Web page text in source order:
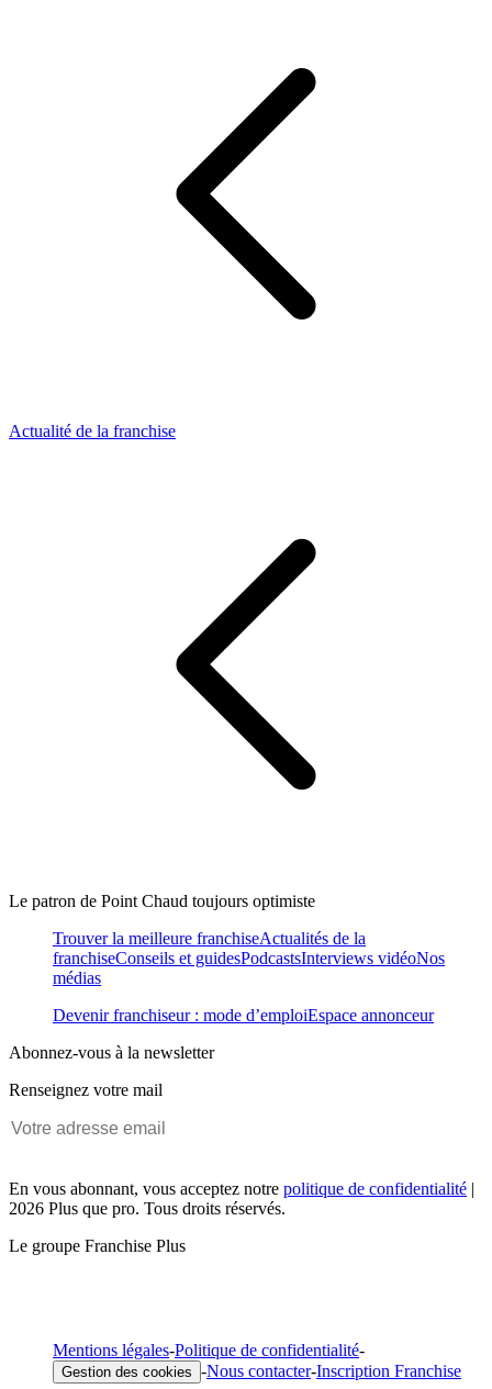
Actualité de la franchise
Le patron de Point Chaud toujours optimiste
Trouver la meilleure franchiseActualités de la
franchiseConseils et guidesPodcastsInterviews vidéoNos
médias
Devenir franchiseur : mode d’emploiEspace annonceur
Abonnez-vous à la newsletter
Renseignez votre mail
En vous abonnant, vous acceptez notre politique de confidentialité |
2026 Plus que pro. Tous droits réservés.
Le groupe Franchise Plus
Mentions légales-Politique de confidentialité-
Gestion des cookies -Nous contacter-Inscription Franchise